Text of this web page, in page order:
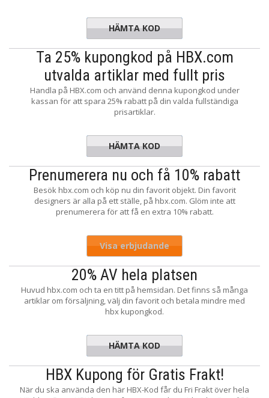
E27890F
HÄMTA KOD
Ta 25% kupongkod på HBX.com
utvalda artiklar med fullt pris
Handla på HBX.com och använd denna kupongkod under
kassan för att spara 25% rabatt på din valda fullständiga
prisartiklar.
EASON25
HÄMTA KOD
Prenumerera nu och få 10% rabatt
Besök hbx.com och köp nu din favorit objekt. Din favorit
designers är alla på ett ställe, på hbx.com. Glöm inte att
prenumerera för att få en extra 10% rabatt.
Visa erbjudande
20% AV hela platsen
Huvud hbx.com och ta en titt på hemsidan. Det finns så många
artiklar om försäljning, välj din favorit och betala mindre med
hbx kupongkod.
INGLE20
HÄMTA KOD
HBX Kupong för Gratis Frakt!
När du ska använda den här HBX-Kod får du Fri Frakt över hela